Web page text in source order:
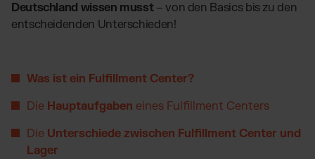
TikTok Fulfillment
WooCommerce Fulfillment
Deutschland wissen musst– von den Basics bis zu den
entscheidenden Unterschieden!
Was ist ein Fulfillment Center?
Die Hauptaufgaben eines Fulfillment Centers
Die Unterschiede zwischen Fulfillment Center und
Lager